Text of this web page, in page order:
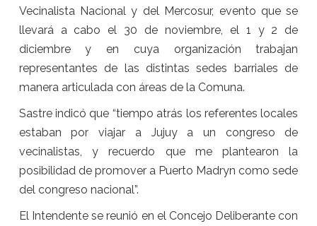
Vecinalista Nacional y del Mercosur, evento que se
llevará a cabo el 30 de noviembre, el 1 y 2 de
diciembre y en cuya organización trabajan
representantes de las distintas sedes barriales de
manera articulada con áreas de la Comuna.
Sastre indicó que “tiempo atrás los referentes locales
estaban por viajar a Jujuy a un congreso de
vecinalistas, y recuerdo que me plantearon la
posibilidad de promover a Puerto Madryn como sede
del congreso nacional”.
El Intendente se reunió en el Concejo Deliberante con